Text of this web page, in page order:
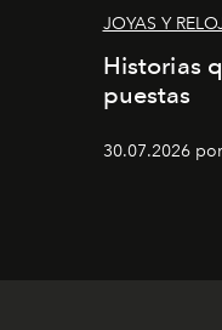
JOYAS Y
Historias
puestas
30.07.2026